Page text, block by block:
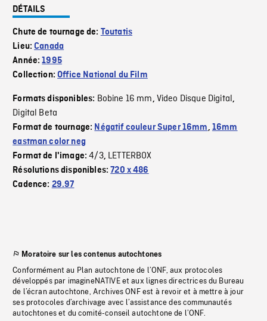
DÉTAILS
Chute de tournage de: Toutatis
Lieu:Canada
Année:1995
Collection:Office National du Film
Formats disponibles: Bobine 16 mm, Video Disque Digital,
Digital Beta
Format de tournage: Négatif couleur Super 16mm, 16mm
eastman color neg
Format de l'image:4/3, LETTERBOX
Résolutions disponibles:720 x 486
Cadence: 29.97
Moratoire sur les contenus autochtones
Conformément au Plan autochtone de l’ONF, aux protocoles
développés par imagineNATIVE et aux lignes directrices du Bureau
de l’écran autochtone, Archives ONF est à revoir et à mettre à jour
ses protocoles d’archivage avec l’assistance des communautés
autochtones et du comité-conseil autochtone de l’ONF.